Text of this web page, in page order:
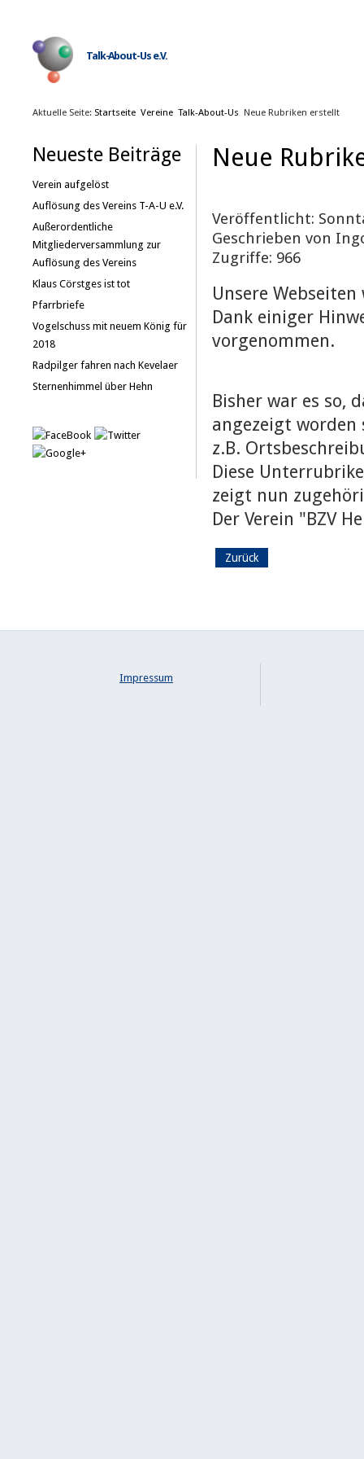
Talk-About-Us e.V.
Aktuelle Seite: Startseite Vereine Talk-About-Us Neue Rubriken erstellt
Neueste Beiträge
Verein aufgelöst
Auflösung des Vereins T-A-U e.V.
Außerordentliche
Mitgliederversammlung zur
Auflösung des Vereins
Klaus Cörstges ist tot
Pfarrbriefe
Vogelschuss mit neuem König für
2018
Radpilger fahren nach Kevelaer
Sternenhimmel über Hehn
Neue
Veröffentlicht:
Geschrieben von
Zugriffe: 966
Unsere
Dank einiger
vorgenommen.
Bisher war es so,
angezeigt worden
z.B.
Diese
zeigt nun
Der Verein "BZV
Zurück
Impressum